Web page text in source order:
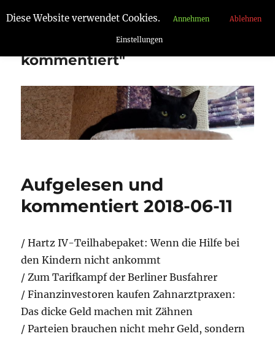
"Aufgelesen und
kommentiert"
Aufgelesen und
kommentiert 2018-06-11
/ Hartz IV-Teilhabepaket: Wenn die Hilfe bei
den Kindern nicht ankommt
/ Zum Tarifkampf der Berliner Busfahrer
/ Finanzinvestoren kaufen Zahnarztpraxen:
Das dicke Geld machen mit Zähnen
/ Parteien brauchen nicht mehr Geld, sondern
Diese Website verwendet Cookies. Annehmen Ablehnen
Einstellungen